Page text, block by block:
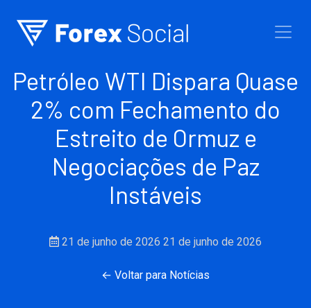
Petróleo WTI Dispara Quase
2% com Fechamento do
Estreito de Ormuz e
Negociações de Paz
Instáveis
21 de junho de 2026 21 de junho de 2026
← Voltar para Notícias